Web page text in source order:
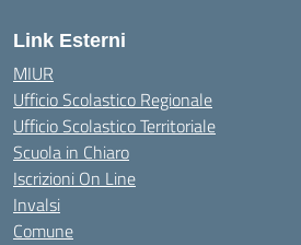
Link Esterni
MIUR
Ufficio Scolastico Regionale
Ufficio Scolastico Territoriale
Scuola in Chiaro
Iscrizioni On Line
Invalsi
Comune